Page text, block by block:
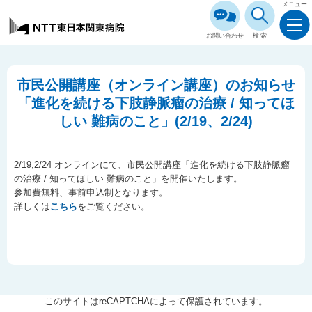
お問い合わせ 検索
メニュー
市民公開講座（オンライン講座）のお知らせ
「進化を続ける下肢静脈瘤の治療 / 知ってほ
しい 難病のこと」(2/19、2/24)
2/19,2/24 オンラインにて、市民公開講座「進化を続ける下肢静脈瘤
の治療 / 知ってほしい 難病のこと」を開催いたします。
参加費無料、事前申込制となります。
詳しくはこちらをご覧ください。
このサイトはreCAPTCHAによって保護されています。